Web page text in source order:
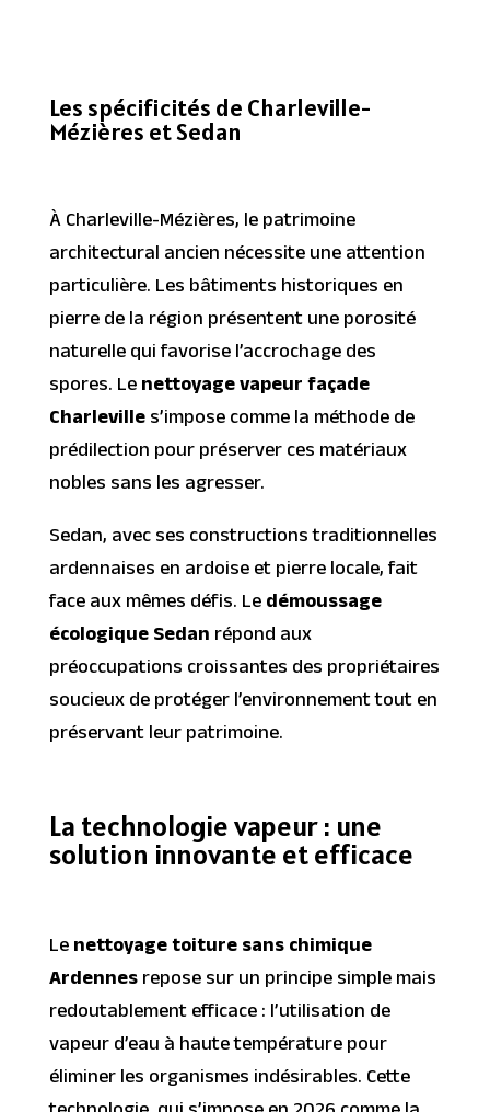
Les spécificités de Charleville-
Mézières et Sedan
À Charleville-Mézières, le patrimoine
architectural ancien nécessite une attention
particulière. Les bâtiments historiques en
pierre de la région présentent une porosité
naturelle qui favorise l’accrochage des
spores. Lenettoyage vapeur façade
Charlevilles’impose comme la méthode de
prédilection pour préserver ces matériaux
nobles sans les agresser.
Sedan, avec ses constructions traditionnelles
ardennaises en ardoise et pierre locale, fait
face aux mêmes défis. Ledémoussage
écologique Sedanrépond aux
préoccupations croissantes des propriétaires
soucieux de protéger l’environnement tout en
préservant leur patrimoine.
La technologie vapeur : une
solution innovante et efficace
Lenettoyage toiture sans chimique
Ardennesrepose sur un principe simple mais
redoutablement efficace : l’utilisation de
vapeur d’eau à haute température pour
éliminer les organismes indésirables. Cette